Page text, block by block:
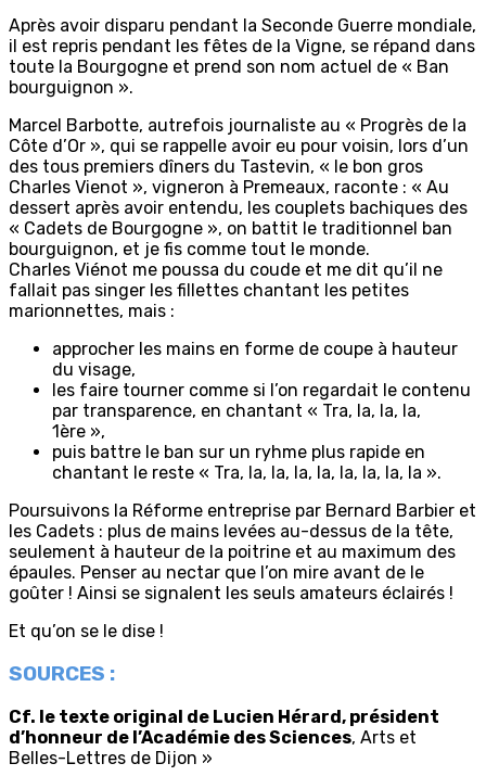
Après avoir disparu pendant la Seconde Guerre mondiale,
il est repris pendant les fêtes de la Vigne, se répand dans
toute la Bourgogne et prend son nom actuel de « Ban
bourguignon ».
Marcel Barbotte, autrefois journaliste au « Progrès de la
Côte d’Or », qui se rappelle avoir eu pour voisin, lors d’un
des tous premiers dîners du Tastevin, « le bon gros
Charles Vienot », vigneron à Premeaux, raconte : « Au
dessert après avoir entendu, les couplets bachiques des
« Cadets de Bourgogne », on battit le traditionnel ban
bourguignon, et je fis comme tout le monde.
Charles Viénot me poussa du coude et me dit qu’il ne
fallait pas singer les fillettes chantant les petites
marionnettes, mais :
approcher les mains en forme de coupe à hauteur
du visage,
les faire tourner comme si l’on regardait le contenu
par transparence, en chantant « Tra, la, la, la,
1ère »,
puis battre le ban sur un ryhme plus rapide en
chantant le reste « Tra, la, la, la, la, la, la, la, la ».
Poursuivons la Réforme entreprise par Bernard Barbier et
les Cadets : plus de mains levées au-dessus de la tête,
seulement à hauteur de la poitrine et au maximum des
épaules. Penser au nectar que l’on mire avant de le
goûter ! Ainsi se signalent les seuls amateurs éclairés !
Et qu’on se le dise !
SOURCES :
Cf. le texte original de Lucien Hérard, président
d’honneur de l’Académie des Sciences, Arts et
Belles-Lettres de Dijon »